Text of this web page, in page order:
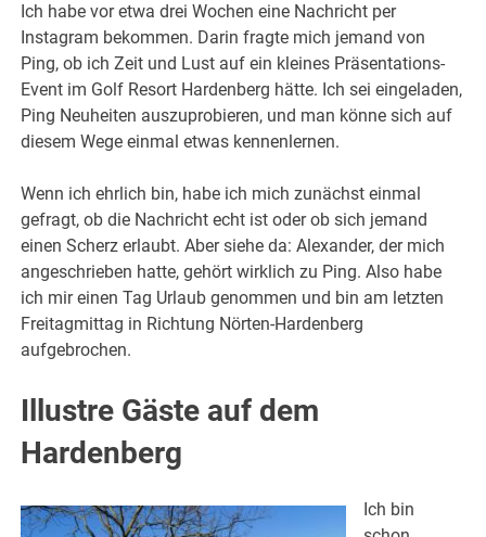
Ich habe vor etwa drei Wochen eine Nachricht per
Instagram bekommen. Darin fragte mich jemand von
Ping, ob ich Zeit und Lust auf ein kleines Präsentations-
Event im Golf Resort Hardenberg hätte. Ich sei eingeladen,
Ping Neuheiten auszuprobieren, und man könne sich auf
diesem Wege einmal etwas kennenlernen.
Wenn ich ehrlich bin, habe ich mich zunächst einmal
gefragt, ob die Nachricht echt ist oder ob sich jemand
einen Scherz erlaubt. Aber siehe da: Alexander, der mich
angeschrieben hatte, gehört wirklich zu Ping. Also habe
ich mir einen Tag Urlaub genommen und bin am letzten
Freitagmittag in Richtung Nörten-Hardenberg
aufgebrochen.
Illustre Gäste auf dem
Hardenberg
Ich bin